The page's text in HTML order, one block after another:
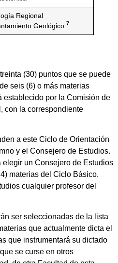
Regional
Geológico. 7
(30) puntos que se puede
seis (6) o más materias
establecido por la Comisión de
con la correspondiente
a este Ciclo de Orientación
y el Consejero de Estudios.
elegir un Consejero de Estudios
materias del Ciclo Básico.
cualquier profesor del
ser seleccionadas de la lista
que actualmente dicta el
que instrumentará su dictado
se curse en otros